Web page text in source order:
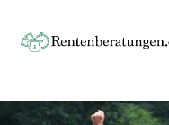
content
Startseite